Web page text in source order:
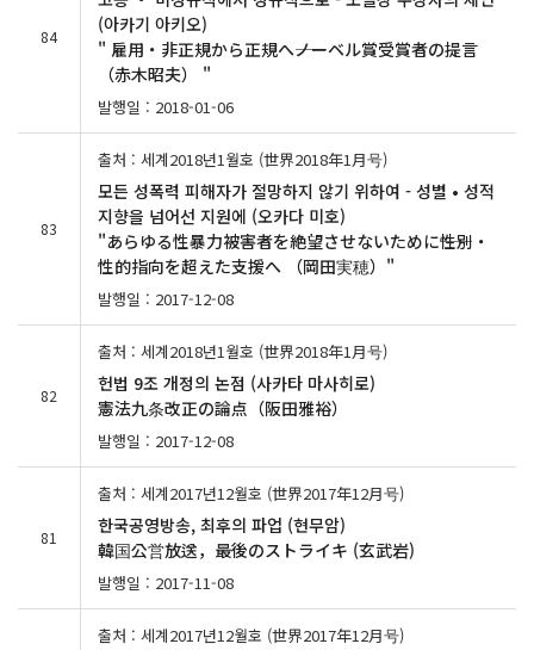
84
(아카기 아키오)
" 雇用・非正規から正規へ――ノーベル賞受賞者の提言
（赤木昭夫） "
발행일 : 2018-01-06
83
출처 : 세계2018년1월호 (世界2018年1月号)
모든 성폭력 피해자가 절망하지 않기 위하여 - 성별 • 성적
지향을 넘어선 지원에 (오카다 미호)
"あらゆる性暴力被害者を絶望させないために――性別・
性的指向を超えた支援へ （岡田実穂）"
발행일 : 2017-12-08
82
출처 : 세계2018년1월호 (世界2018年1月号)
헌법 9조 개정의 논점 (사카타 마사히로)
憲法九条改正の論点（阪田雅裕）
발행일 : 2017-12-08
81
출처 : 세계2017년12월호 (世界2017年12月号)
한국공영방송, 최후의 파업 (현무암)
韓国公営放送，最後のストライキ (玄武岩)
발행일 : 2017-11-08
출처 : 세계2017년12월호 (世界2017年12月号)